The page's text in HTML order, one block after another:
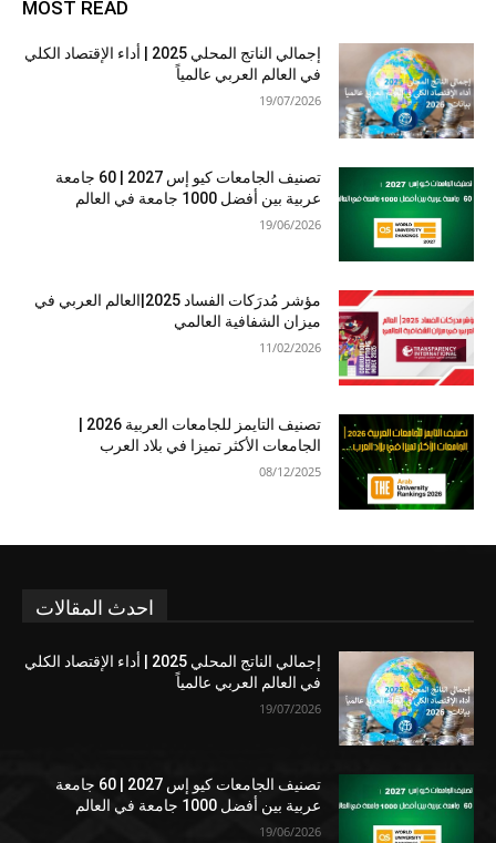
MOST READ
إجمالي الناتج المحلي 2025 | أداء الإقتصاد الكلي
في العالم العربي عالمياً
19/07/2026
تصنيف الجامعات كيو إس 2027 | 60 جامعة
عربية بين أفضل 1000 جامعة في العالم
19/06/2026
مؤشر مُدرَكات الفساد 2025|العالم العربي في
ميزان الشفافية العالمي
11/02/2026
الجامعات الأكثر تميزا في بلاد العرب
08/12/2025
احدث المقالات
إجمالي الناتج المحلي 2025 | أداء الإقتصاد الكلي
في العالم العربي عالمياً
19/07/2026
تصنيف الجامعات كيو إس 2027 | 60 جامعة
عربية بين أفضل 1000 جامعة في العالم
19/06/2026